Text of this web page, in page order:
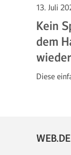
13. Juli
Kein
dem
Diese